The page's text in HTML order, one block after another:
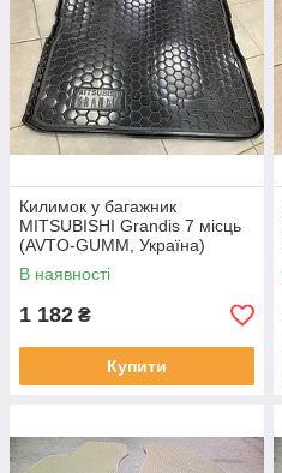
Килимок у багажник
MITSUBISHI Grandis 7 місць
(AVTO-GUMM, Україна)
поліуретан
В наявності
1 182 ₴
Купити